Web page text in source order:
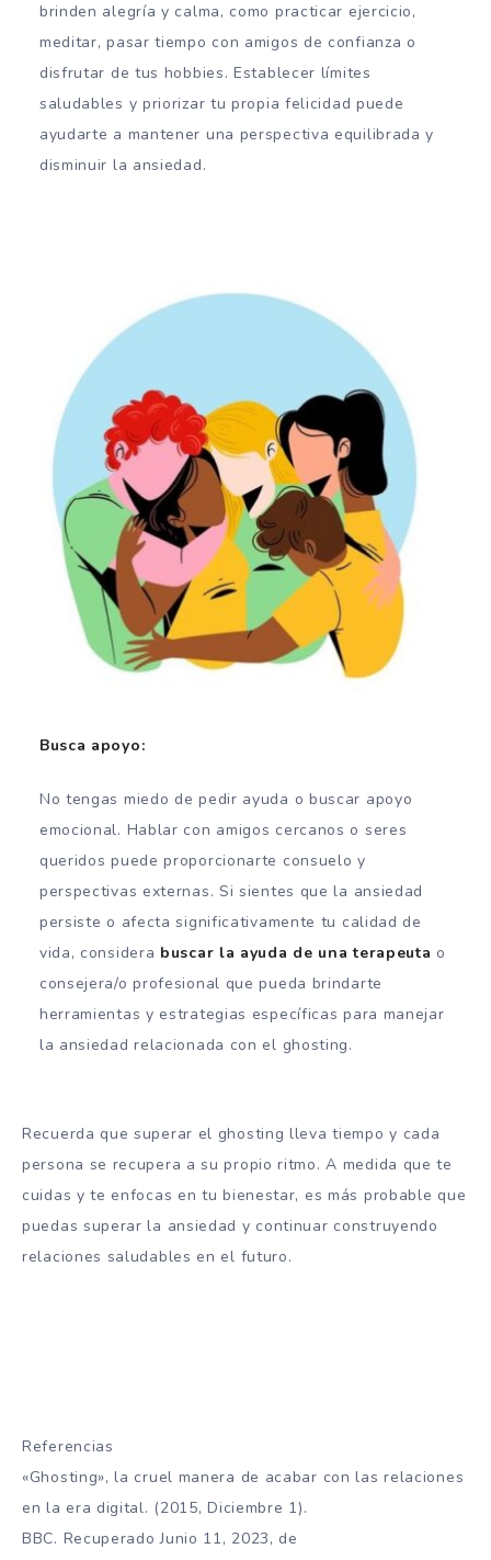
brinden alegría y calma, como practicar ejercicio,
meditar, pasar tiempo con amigos de confianza o
disfrutar de tus hobbies. Establecer límites
saludables y priorizar tu propia felicidad puede
ayudarte a mantener una perspectiva equilibrada y
disminuir la ansiedad.
Busca apoyo:
No tengas miedo de pedir ayuda o buscar apoyo
emocional. Hablar con amigos cercanos o seres
queridos puede proporcionarte consuelo y
perspectivas externas. Si sientes que la ansiedad
persiste o afecta significativamente tu calidad de
vida, considera buscar la ayuda de una terapeuta o
consejera/o profesional que pueda brindarte
herramientas y estrategias específicas para manejar
la ansiedad relacionada con el ghosting.
Recuerda que superar el ghosting lleva tiempo y cada
persona se recupera a su propio ritmo. A medida que te
cuidas y te enfocas en tu bienestar, es más probable que
puedas superar la ansiedad y continuar construyendo
relaciones saludables en el futuro.
Referencias
«Ghosting», la cruel manera de acabar con las relaciones
en la era digital. (2015, Diciembre 1).
BBC. Recuperado Junio 11, 2023, de